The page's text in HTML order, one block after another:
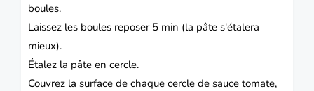
boules.
Laissez les boules reposer 5 min (la pâte s'étalera
mieux).
Étalez la pâte en cercle.
Couvrez la surface de chaque cercle de sauce tomate,